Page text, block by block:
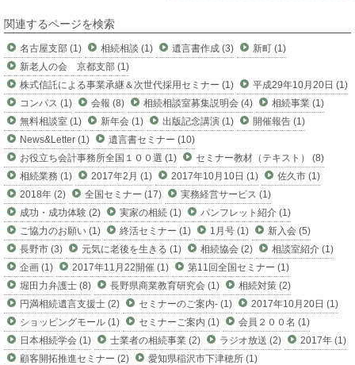
関連するページを検索
名古屋支部 (1) 相続相談 (1) 遺言書作成 (3)
新町 (1)
新老人の会 京都支部 (1)
株式信託による事業承継＆次世代採用セミナー (1)
平成29年10月20日 (1)
コンパス (1)
会報 (8) 相続相談室募集説明会 (4)
相続事業 (1)
無料相談室 (1)
新年会 (1) 出版記念講演 (1)
開催報告 (1)
News&Letter (1)
遺言書セミナー (10)
お役立ち会計事務所全国１００選 (1)
セミナー教材（テキスト） (8)
相続業務 (1)
2017年2月 (1) 2017年10月10日 (1)
佐久市 (1)
2018年 (2)
全国セミナー (17)
実務経営サービス (1)
成功・成功体験 (2)
実家の相続 (1)
パンフレット紹介 (1)
ご協力のお願い (1)
終活セミナー (1) 1月号 (1)
新入会 (5)
長野市 (3)
元気に老後を生きる (1) 相続協会 (2)
相談室紹介 (1)
企画 (1)
2017年11月22開催 (1)
第11回全国セミナー (1)
堀田力弁護士 (8)
長野県商業教育研究会 (1)
相続対策 (2)
円満相続遺言支援士 (2)
セミナーのご案内- (1)
2017年10月20日 (1)
ショッピングモール (1)
セミナーご案内 (1)
会員２００名 (1)
日本相続学会 (1)
士業者の相続事業 (2) ラジオ放送 (2)
2017年 (1)
顧客開拓推進セミナー (2)
愛知県稲沢市下津穂所 (1)